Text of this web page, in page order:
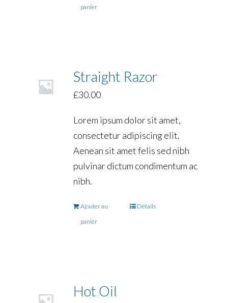
panier
Straight Razor
£30.00
Lorem ipsum dolor sit amet,
consectetur adipiscing elit.
Aenean sit amet felis sed nibh
pulvinar dictum condimentum ac
nibh.
Ajouter au
panier
Détails
Hot Oil